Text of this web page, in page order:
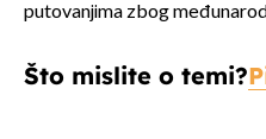
putovanjima zbog
Što mislite o temi?